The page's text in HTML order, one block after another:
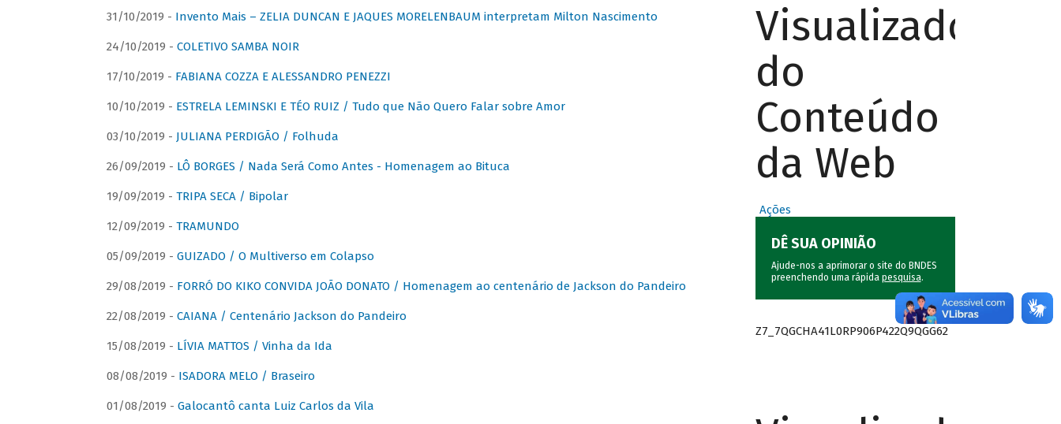
31/10/2019 - Invento Mais – ZELIA DUNCAN E JAQUES MORELENBAUM interpretam Milton Nascimento
24/10/2019 - COLETIVO SAMBA NOIR
17/10/2019 - FABIANA COZZA E ALESSANDRO PENEZZI
10/10/2019 - ESTRELA LEMINSKI E TÉO RUIZ / Tudo que Não Quero Falar sobre Amor
03/10/2019 - JULIANA PERDIGÃO / Folhuda
26/09/2019 - LÔ BORGES / Nada Será Como Antes - Homenagem ao Bituca
19/09/2019 - TRIPA SECA / Bipolar
12/09/2019 - TRAMUNDO
05/09/2019 - GUIZADO / O Multiverso em Colapso
29/08/2019 - FORRÓ DO KIKO CONVIDA JOÃO DONATO / Homenagem ao centenário de Jackson do Pandeiro
22/08/2019 - CAIANA / Centenário Jackson do Pandeiro
15/08/2019 - LÍVIA MATTOS / Vinha da Ida
08/08/2019 - ISADORA MELO / Braseiro
01/08/2019 - Galocantô canta Luiz Carlos da Vila
Visualizador
do
Conteúdo
da Web
Ações
DÊ SUA OPINIÃO
Ajude-nos a aprimorar o site do BNDES
preenchendo uma rápida pesquisa.
Z7_7QGCHA41L0RP906P422Q9QGG62